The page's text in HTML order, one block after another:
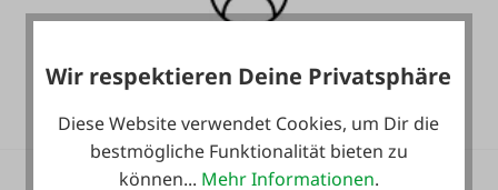
inkludiert!
Wir respektieren Deine Privatsphäre
Diese Website verwendet Cookies, um Dir die
bestmögliche Funktionalität bieten zu
können... Mehr Informationen.